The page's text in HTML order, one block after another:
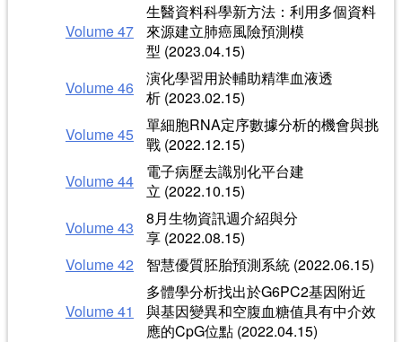
Volume 47
生醫資料科學新方法：利用多個資料
來源建立肺癌風險預測模
型 (2023.04.15)
Volume 46
演化學習用於輔助精準血液透
析 (2023.02.15)
Volume 45
單細胞RNA定序數據分析的機會與挑
戰 (2022.12.15)
Volume 44
電子病歷去識別化平台建
立 (2022.10.15)
Volume 43
8月生物資訊週介紹與分
享 (2022.08.15)
Volume 42
智慧優質胚胎預測系統 (2022.06.15)
Volume 41
多體學分析找出於G6PC2基因附近
與基因變異和空腹血糖值具有中介效
應的CpG位點 (2022.04.15)